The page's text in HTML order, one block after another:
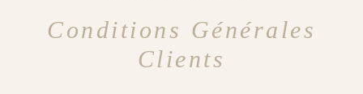
Conditions Générales
Clients